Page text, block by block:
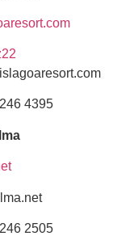
4395
2505